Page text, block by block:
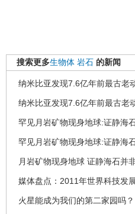
搜索更多生物体 岩石 的新闻
纳米比亚发现7.6亿年前最古老
纳米比亚发现7.6亿年前最古老
罕见月岩矿物现身地球:证静海
罕见月岩矿物现身地球:证静海
月岩矿物现身地球 证静海石并
媒体盘点：2011年世界科技发
火星能成为我们的第二家园吗？